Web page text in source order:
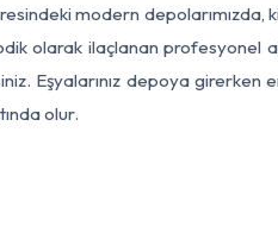
modern depolarımızda,
olarak ilaçlanan profesyonel
Eşyalarınız depoya girerken
olur.